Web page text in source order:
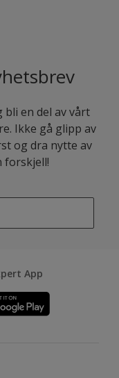
bli en del av vårt
Ikke gå glipp av
og dra nytte av
forskjell!
App